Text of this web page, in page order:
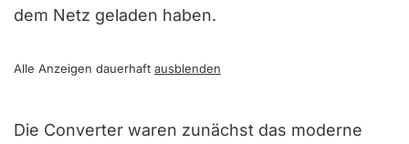
dem Netz geladen haben.
Alle Anzeigen dauerhaft ausblenden
Die Converter waren zunächst das moderne